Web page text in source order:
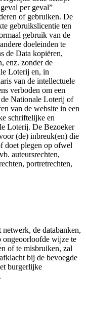
per geval”
of gebruiken. De
gebruikslicentie ten
gebruik van de
doeleinden te
de Data kopiëren,
enz. zonder de
Loterij en, in
van de intellectuele
verboden om een
de Nationale Loterij of
van de website in een
schriftelijke en
Loterij. De Bezoeker
(de) inbreuk(en) die
doet plegen op ofwel
auteursrechten,
portretrechten,
de databanken,
ongeoorloofde wijze te
of te misbruiken, zal
bij de bevoegde
burgerlijke